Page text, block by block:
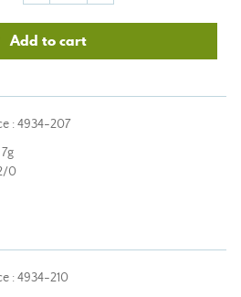
Add to cart
: 4934-207
0
: 4934-210